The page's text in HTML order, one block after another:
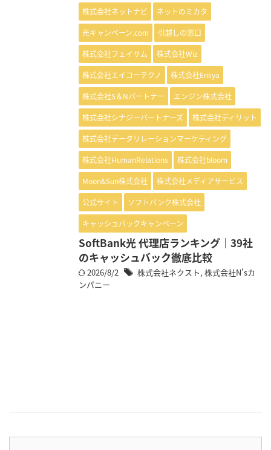
株式会社ネットナビ ネットのミカタ
光キャンペーン.com 引越しの窓口
株式会社フェイサム 株式会社Wiz
株式会社エイコーテクノ 株式会社Ensya
株式会社S＆Nパートナー エンジン株式会社
株式会社シナジーパートナーズ 株式会社ディリット
株式会社データリレーションマーケティング
株式会社HumanRelations 株式会社bloom
Moon&Sun株式会社 株式会社メディアサービス
公式サイト ソフトバンク株式会社
キャッシュバックキャンペーン
SoftBank光 代理店ランキング｜39社
のキャッシュバック徹底比較
2026/8/2 株式会社ネクスト, 株式会社N'sカ
ンパニー